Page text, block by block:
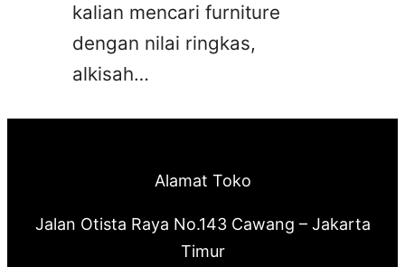
kalian mencari furniture
dengan nilai ringkas,
alkisah…
Alamat Toko
Jalan Otista Raya No.143 Cawang – Jakarta
Timur